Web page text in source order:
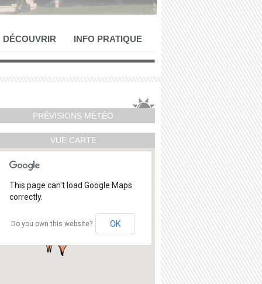
DÉCOUVRIR INFO PRATIQUE
PRÉVISIONS MÉTÉO
VUE CARTE
This page can't load Google Maps
correctly.
Do you own this website? OK